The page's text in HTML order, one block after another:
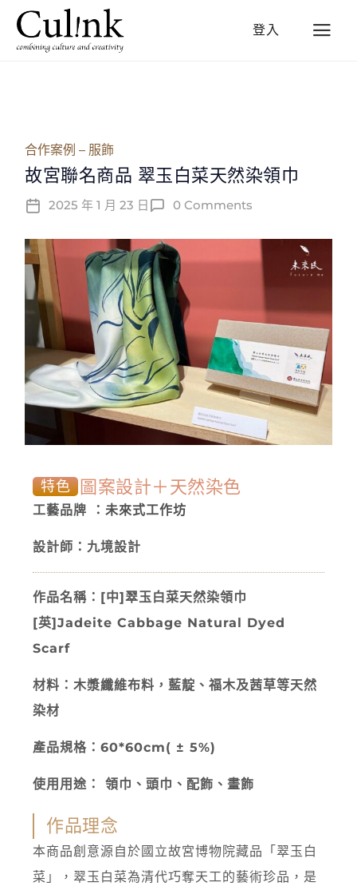
登入
合作案例 – 服飾
故宮聯名商品 翠玉白菜天然染領巾
2025 年 1 月 23 日 0 Comments
特色 圖案設計＋天然染色
工藝品牌 ：未來式工作坊
設計師：九境設計
作品名稱：[中]翠玉白菜天然染領巾
[英]Jadeite Cabbage Natural Dyed
Scarf
材料：木漿纖維布料，藍靛、福木及茜草等天然
染材
產品規格：60*60cm( ± 5%)
使用用途： 領巾、頭巾、配飾、畫飾
作品理念
本商品創意源自於國立故宮博物院藏品「翠玉白
菜」，翠玉白菜為清代巧奪天工的藝術珍品，是